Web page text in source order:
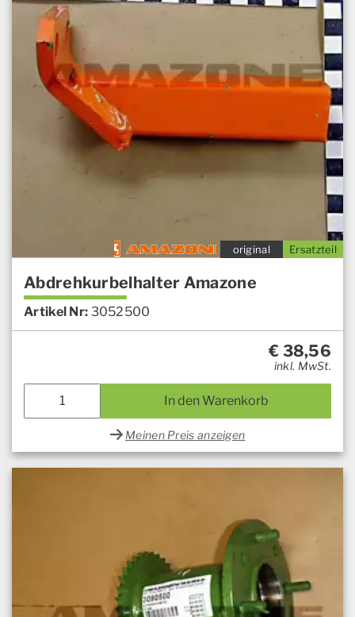
Ersatzteil
original
Abdrehkurbelhalter Amazone
Artikel Nr: 3052500
€ 38,56
inkl. MwSt.
In den Warenkorb
Meinen Preis anzeigen